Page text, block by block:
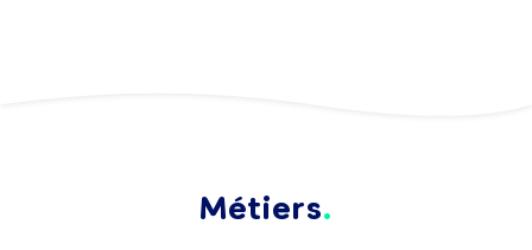
Métiers